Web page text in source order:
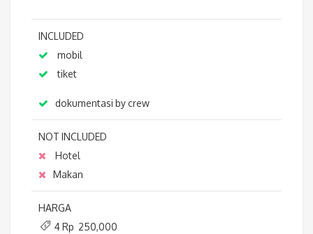
INCLUDED
mobil
tiket
dokumentasi by crew
NOT INCLUDED
Hotel
Makan
HARGA
4 Rp 250,000